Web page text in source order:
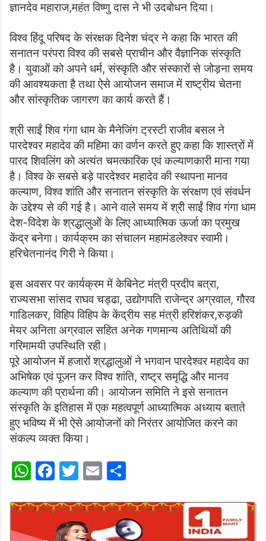
ज्ञानदेव महाराज,महंत विष्णु दास ने भी उदबोधन दिया।
विश्व हिंदू परिषद के संरक्षक दिनेश चंद्र ने कहा कि भारत की
सनातन परंपरा विश्व की सबसे प्राचीन और वैज्ञानिक संस्कृति
है। युवाओं को अपने धर्म, संस्कृति और संस्कारों से जोड़ना समय
की आवश्यकता है तथा ऐसे आयोजन समाज में राष्ट्रीय चेतना
और सांस्कृतिक जागरण का कार्य करते हैं।
श्री साईं शिव गंगा धाम के मैनेजिंग ट्रस्टी राजीव बसल ने
पारदेश्वर महादेव की महिमा का वर्णन करते हुए कहा कि शास्त्रों में
पारद शिवलिंग को अत्यंत चमत्कारिक एवं कल्याणकारी माना गया
है। विश्व के सबसे बड़े पारदेश्वर महादेव की स्थापना मानव
कल्याण, विश्व शांति और सनातन संस्कृति के संरक्षण एवं संवर्धन
के उद्देश्य से की गई है। आने वाले समय में श्री साईं शिव गंगा धाम
देश-विदेश के श्रद्धालुओं के लिए आध्यात्मिक ऊर्जा का प्रमुख
केंद्र बनेगा। कार्यक्रम का संचालन महामंडलेश्वर स्वामी।
हरिचेतनानंद गिरी ने किया।
इस अवसर पर कार्यक्रम में केबिनेट मंत्री प्रदीप बत्रा,
राज्यसभा सांसद राघव चड्ढा, उद्योगपति राजेन्द्र अग्रवाल, गौरव
गाडिलकर, विहिप विहिप के केंद्रीय सह मंत्री हरिशंकर,रुड़की
मेयर अनिता अग्रवाल सहित अनेक गणमान्य अतिथियों की
गरिमामयी उपस्थिति रही।
पूरे आयोजन में हजारों श्रद्धालुओं ने भगवान पारदेश्वर महादेव का
अभिषेक एवं पूजन कर विश्व शांति, राष्ट्र समृद्धि और मानव
कल्याण की प्रार्थना की। आयोजन समिति ने इसे सनातन
संस्कृति के इतिहास में एक महत्वपूर्ण आध्यात्मिक अध्याय बताते
हुए भविष्य में भी ऐसे आयोजनों को निरंतर आयोजित करने का
संकल्प व्यक्त किया।
W
at
F
c
e
T
itt
er
E
ai
l
ar
e